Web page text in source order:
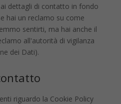
dettagli di contatto in fondo
hai un reclamo su come
sentirti, ma hai anche il
all'autorità di vigilanza
dei Dati).
riguardo la Cookie Policy